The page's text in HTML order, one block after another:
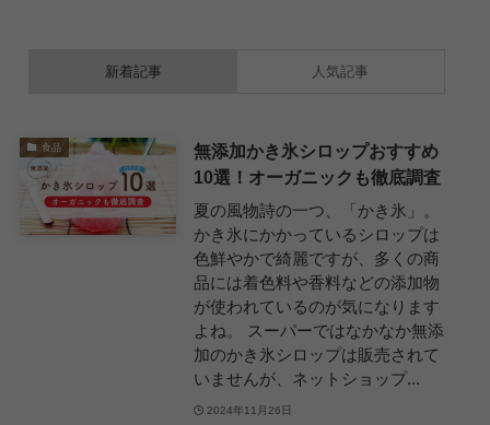
新着記事 人気記事
食品
無添加かき氷シロップおすすめ
10選！オーガニックも徹底調査
夏の風物詩の一つ、「かき氷」。
かき氷にかかっているシロップは
色鮮やかで綺麗ですが、多くの商
品には着色料や香料などの添加物
が使われているのが気になります
よね。 スーパーではなかなか無添
加のかき氷シロップは販売されて
いませんが、ネットショップ...
2024年11月26日